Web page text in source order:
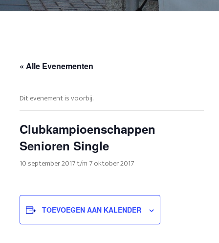
« Alle Evenementen
Dit evenement is voorbij.
Clubkampioenschappen
Senioren Single
10 september 2017t/m 7 oktober 2017
TOEVOEGEN AAN KALENDER